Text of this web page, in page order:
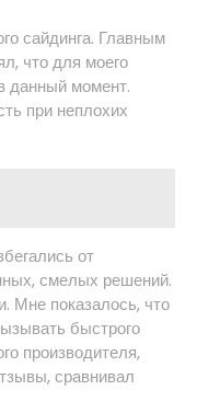
сайдинга. Главным
что для моего
данный момент.
при неплохих
от
смелых решений.
Мне показалось, что
быстрого
производителя,
сравнивал